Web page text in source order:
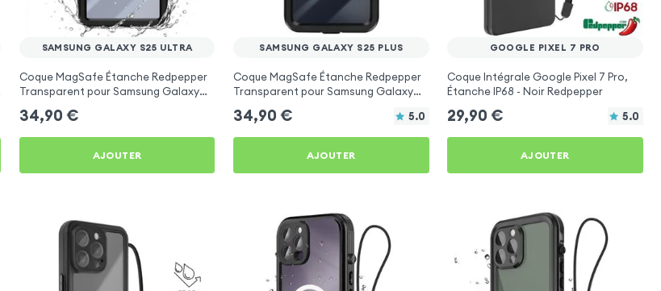
SAMSUNG GALAXY S25 ULTRA
Coque MagSafe Étanche Redpepper
Transparent pour Samsung Galaxy
34,90 €
AJOUTER
SAMSUNG GALAXY S25 PLUS
Coque MagSafe Étanche Redpepper
Transparent pour Samsung Galaxy
34,90 € 5.0
AJOUTER
GOOGLE PIXEL 7 PRO
Coque Intégrale Google Pixel 7 Pro,
Étanche IP68 - Noir Redpepper
29,90 € 5.0
AJOUTER